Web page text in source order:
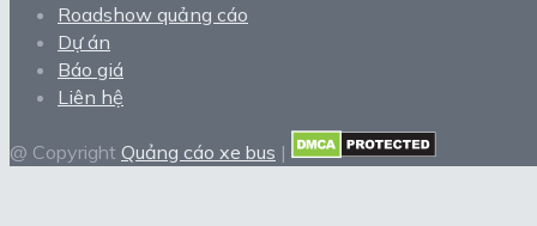
Roadshow quảng cáo
Dự án
Báo giá
Liên hệ
@ Copyright Quảng cáo xe bus |